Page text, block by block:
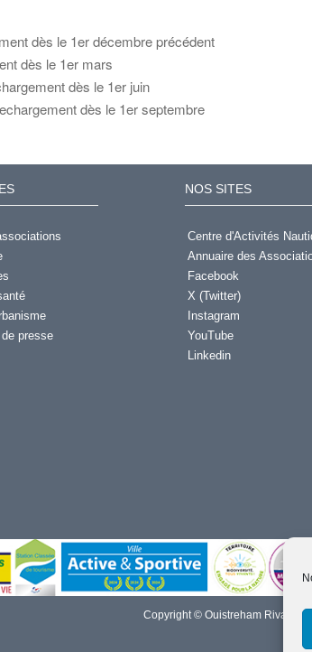
dès le 1er décembre précédent
dès le 1er mars
dès le 1er juin
dès le 1er septembre
presse
NOS SITES
Centre d'Activités
Annuaire des
Facebook
X (Twitter)
Instagram
YouTube
Linkedin
Copyright © Ouistreham Riva-